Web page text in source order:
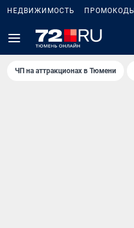
НЕДВИЖИМОСТЬ ПРОМОКОДЫ
ЧП на аттракционах в Тюмени